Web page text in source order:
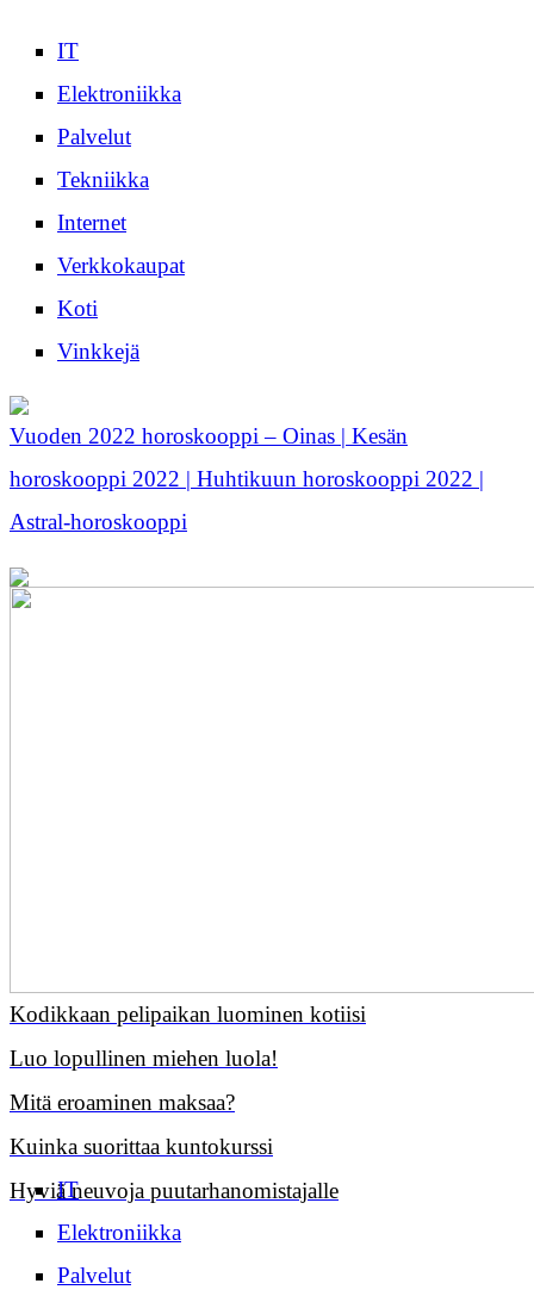
IT
Elektroniikka
Palvelut
Tekniikka
Internet
Verkkokaupat
Koti
Vinkkejä
Vuoden 2022 horoskooppi – Oinas | Kesän
horoskooppi 2022 | Huhtikuun horoskooppi 2022 |
Astral-horoskooppi
Kodikkaan pelipaikan luominen kotiisi
Luo lopullinen miehen luola!
Mitä eroaminen maksaa?
Kuinka suorittaa kuntokurssi
Hyviä neuvoja puutarhanomistajalle
IT
Elektroniikka
Palvelut